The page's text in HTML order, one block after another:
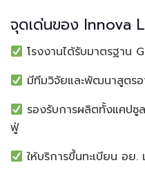
จุดเด่นของ Innova
โรงงานได้รับมาตรฐาน
มีทีมวิจัยและพัฒนาสูตรอ
รองรับการผลิตทั้งแคปซู
ฟู่
ให้บริการขึ้นทะเบียน อย.